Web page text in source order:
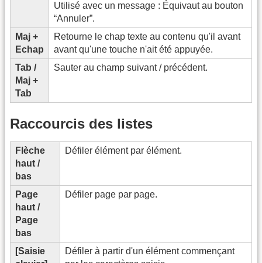
Utilisé avec un message : Équivaut au bouton
“Annuler”.
Maj +
Echap
Retourne le chap texte au contenu qu'il avant
avant qu'une touche n'ait été appuyée.
Tab /
Maj +
Tab
Sauter au champ suivant / précédent.
Raccourcis des listes
Flèche
haut /
bas
Défiler élément par élément.
Page
haut /
Page
bas
Défiler page par page.
[Saisie
Défiler à partir d'un élément commençant